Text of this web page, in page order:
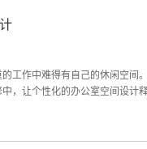
，形式多样，基本上可以分为
己的艺术情趣、办公室结构特
装修设计相得益彰。3、陈列
品...
工作中难得有自己的休闲空
，让个性化的办公室空间设计
整个空间变得富有工作乐趣